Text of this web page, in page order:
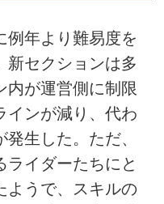
例年より難易度を
新セクションは多
内が運営側に制限
インが減り、代わ
生した。ただ、
ライダーたちにと
ようで、スキルの